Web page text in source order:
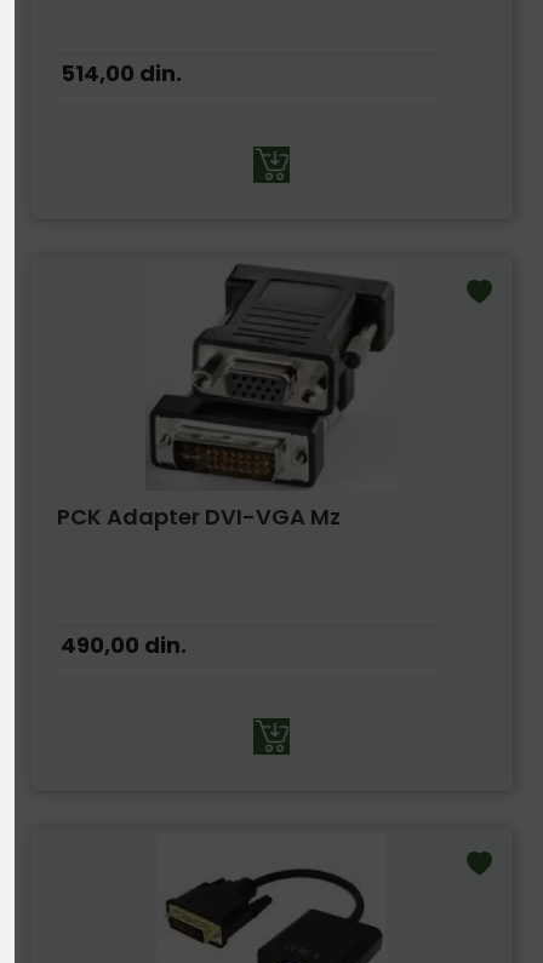
514,00 din.
PCK Adapter DVI-VGA Mz
490,00 din.